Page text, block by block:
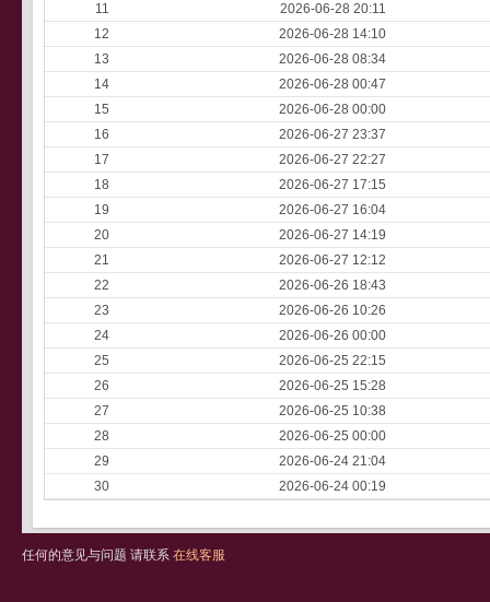
11
2026-06-28 20:11
12
2026-06-28 14:10
13
2026-06-28 08:34
14
2026-06-28 00:47
15
2026-06-28 00:00
16
2026-06-27 23:37
17
2026-06-27 22:27
18
2026-06-27 17:15
19
2026-06-27 16:04
20
2026-06-27 14:19
21
2026-06-27 12:12
22
2026-06-26 18:43
23
2026-06-26 10:26
24
2026-06-26 00:00
25
2026-06-25 22:15
26
2026-06-25 15:28
27
2026-06-25 10:38
28
2026-06-25 00:00
29
2026-06-24 21:04
30
2026-06-24 00:19
任何的意见与问题 请联系 在线客服